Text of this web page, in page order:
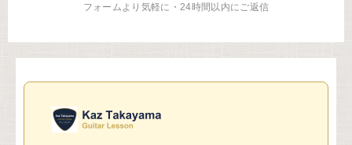
フォームより気軽に・24時間以内にご返信